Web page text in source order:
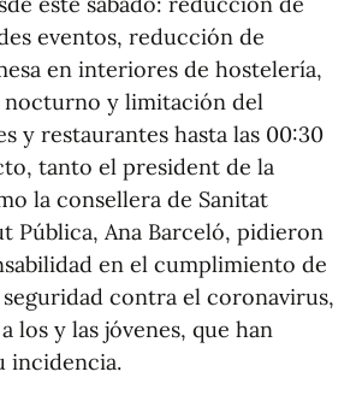
eventos, reducción de
en interiores de hostelería,
y limitación del
y restaurantes hasta las 00:30
tanto el president de la
la consellera de Sanitat
Pública, Ana Barceló, pidieron
en el cumplimiento de
seguridad contra el coronavirus,
los y las jóvenes, que han
incidencia.